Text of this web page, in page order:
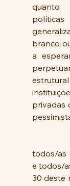
quanto
branco
a
privadas
todos/as
e todos/
30 deste